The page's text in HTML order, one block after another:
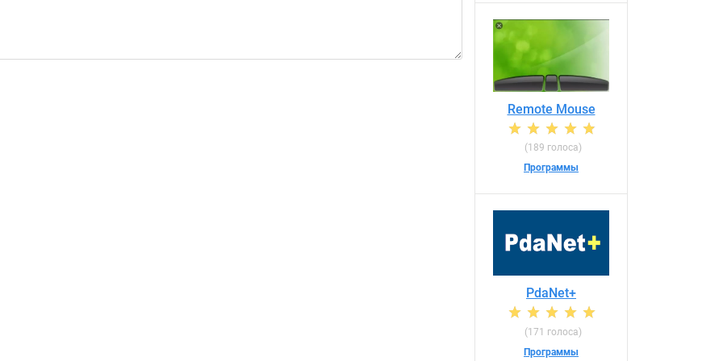
Remote Mouse
(189 голоса)
Программы
PdaNet+
(171 голоса)
Программы